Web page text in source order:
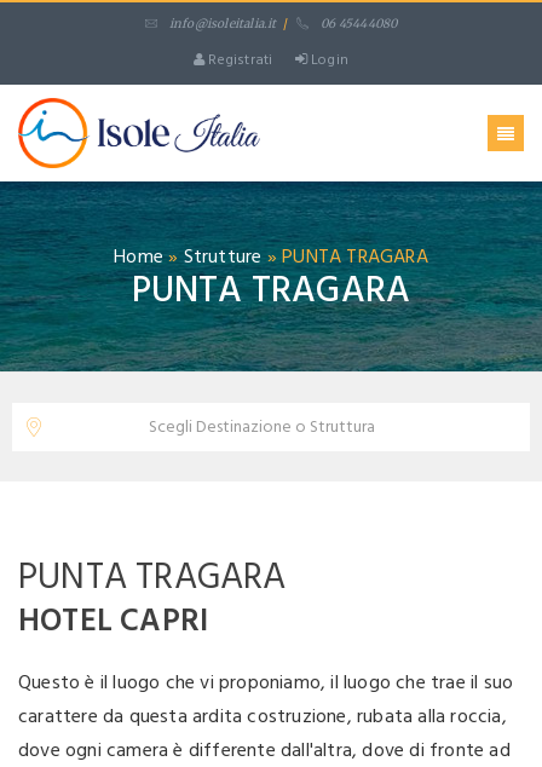
info@isoleitalia.it / 06 45444080
Registrati Login
Home» Strutture »PUNTA TRAGARA
PUNTA TRAGARA
PUNTA TRAGARA
HOTEL CAPRI
Questo è il luogo che vi proponiamo, il luogo che trae il suo
carattere da questa ardita costruzione, rubata alla roccia,
dove ogni camera è differente dall'altra, dove di fronte ad